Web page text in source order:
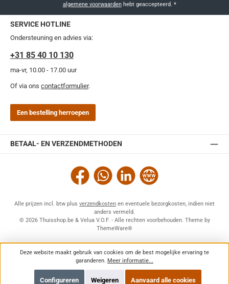
algemene voorwaardenhebt geaccepteerd. *
SERVICE HOTLINE
Ondersteuning en advies via:
+31 85 40 10 130
ma-vr, 10.00 - 17.00 uur
Of via ons contactformulier.
Een bestelling herroepen
BETAAL- EN VERZENDMETHODEN
Facebook WhatsAppLinkedIn Website
Alle prijzen incl. btw plus verzendkosten en eventuele bezorgkosten, indien niet
anders vermeld.
© 2026 Thuisshop.be & Velua V.O.F. - Alle rechten voorbehouden. Theme by
ThemeWare®
Deze website maakt gebruik van cookies om de best mogelijke ervaring te
garanderen. Meer informatie...
Weigeren
Configureren Aanvaard alle cookies